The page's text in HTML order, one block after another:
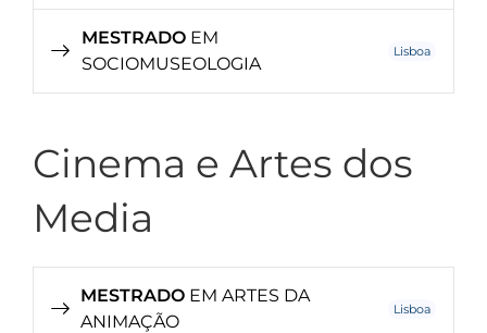
MESTRADO EM
SOCIOMUSEOLOGIA
Lisboa
Cinema e Artes dos
Media
MESTRADO EM ARTES DA
ANIMAÇÃO
Lisboa